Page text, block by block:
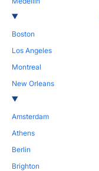
Boston
Los Angeles
Montreal
New Orleans
Amsterdam
Athens
Berlin
Brighton